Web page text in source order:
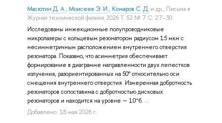
Масютин Д. А., Моисеев Э. И., Комаров С. Д. и др., Письма в
Журнал технической физики 2026 Т. 52 № 7 С. 27–30
Исследованы инжекционные полупроводниковые
микролазеры с кольцевым резонатором радиусом 15 мкм с
несимметричным расположением внутреннего отверстия
резонатора. Показано, что асимметрия обеспечивает
формирование в диаграмме направленности двух лепестков
излучения, разориентированных на 50° относительно оси
смещения внутреннего отверстия. Измеренная добротность
резонаторов сопоставима с добротностью дисковых
резонаторов и находится на уровне ∼ 10^6. ...
Добавлено: 18 мая 2026 г.